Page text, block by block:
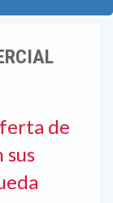
de
sus